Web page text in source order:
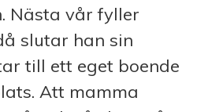
Nästa vår fyller
slutar han sin
till ett eget boende
Att mamma